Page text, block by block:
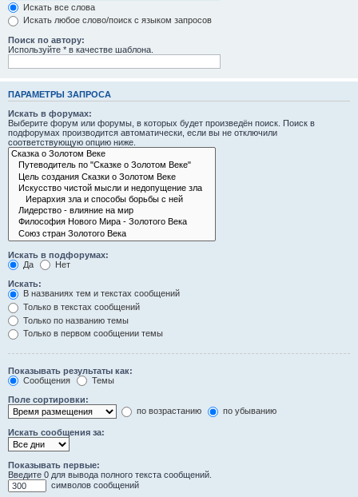
Искать все слова
Искать любое слово/поиск с языком запросов
Поиск по автору:
Используйте * в качестве шаблона.
ПАРАМЕТРЫ ЗАПРОСА
Искать в форумах:
Выберите форум или форумы, в которых будет произведён поиск. Поиск в
подфорумах производится автоматически, если вы не отключили
соответствующую опцию ниже.
Искать в подфорумах:
Да
Нет
Искать:
В названиях тем и текстах сообщений
Только в текстах сообщений
Только по названию темы
Только в первом сообщении темы
Показывать результаты как:
Сообщения
Темы
Поле сортировки:
по возрастанию
по убыванию
Искать сообщения за:
Показывать первые:
Введите 0 для вывода полного текста сообщений.
символов сообщений